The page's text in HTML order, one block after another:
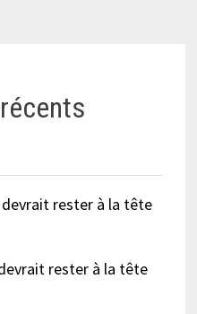
rester à la tête
rester à la tête